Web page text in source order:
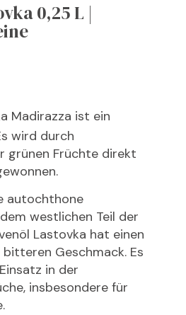
0,25 L |
Madirazza ist ein
wird durch
grünen Früchte direkt
autochthone
westlichen Teil der
Lastovka hat einen
Geschmack. Es
in der
insbesondere für